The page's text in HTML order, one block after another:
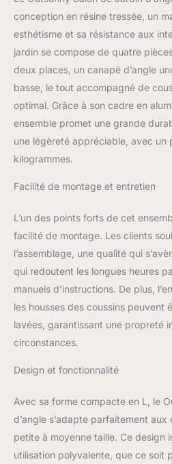
d'un
d'une
basse.
éclair
avec
pour
120L
x 65H
conception en résine tressée, un
esthétisme et sa résistance aux
jardin se compose de quatre
deux places, un canapé d’angle
basse, le tout accompagné de
optimal. Grâce à son cadre en
ensemble promet une grande
une légèreté appréciable, avec un
kilogrammes.
Facilité de montage et entretien
L’un des points forts de cet
facilité de montage. Les clients
l’assemblage, une qualité qui
qui redoutent les longues heures
manuels d’instructions. De plus,
les housses des coussins peuvent
lavées, garantissant une propreté
circonstances.
Design et fonctionnalité
Avec sa forme compacte en L, le
d’angle s’adapte parfaitement
petite à moyenne taille. Ce design
utilisation polyvalente, que ce soit